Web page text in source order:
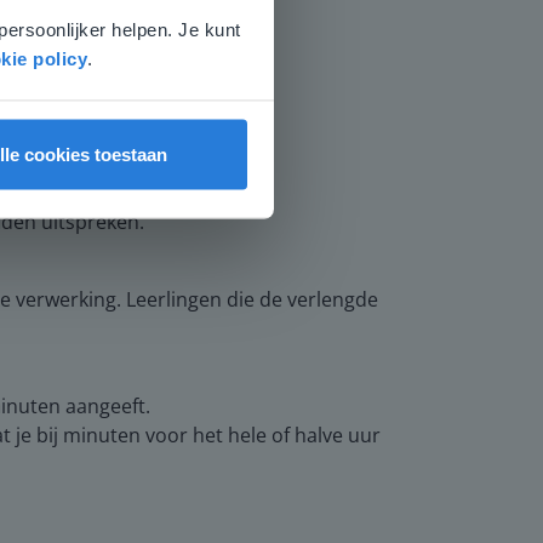
helpen. Je kunt
policy.
cookies toestaan
uitspreken.
verwerking. Leerlingen die de verlengde
aangeeft.
je bij minuten voor het hele of halve uur